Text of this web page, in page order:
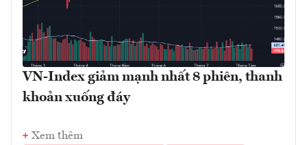
VN-Index giảm mạnh nhất 8 phiên, thanh
khoản xuống đáy
Xem thêm